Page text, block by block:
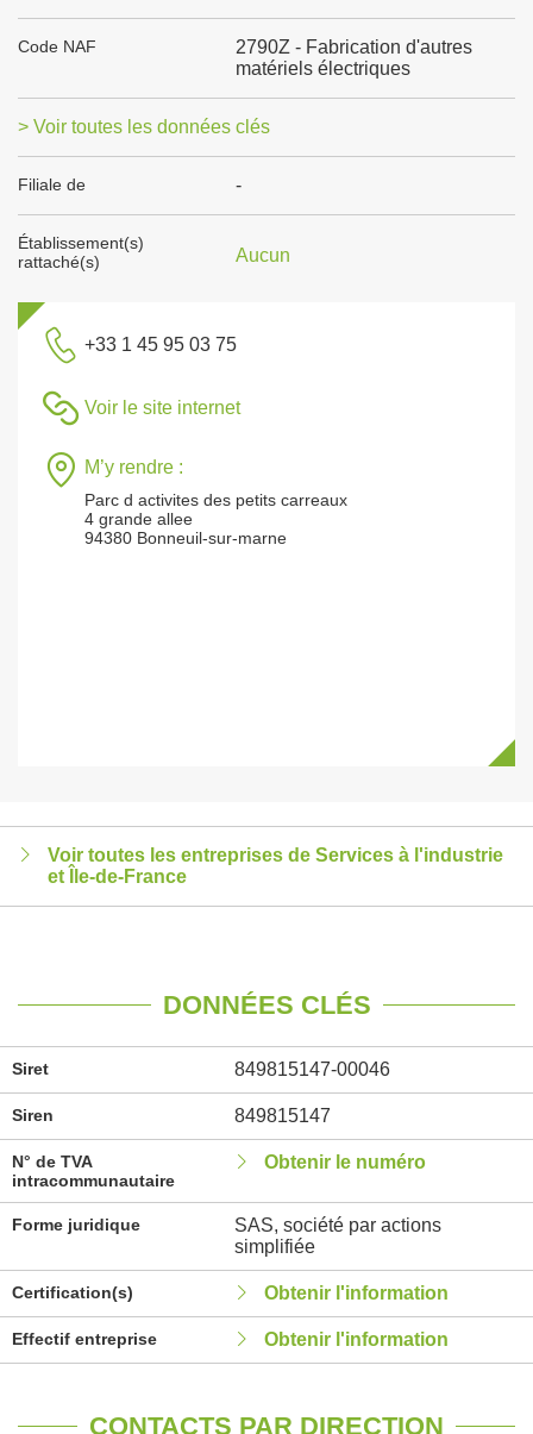
Code NAF
2790Z - Fabrication d'autres
matériels électriques
> Voir toutes les données clés
Filiale de -
Établissement(s)
rattaché(s)
Aucun
+33 1 45 95 03 75
Voir le site internet
M’y rendre :
Parc d activites des petits carreaux
4 grande allee
94380 Bonneuil-sur-marne
Voir toutes les entreprises de Services à l'industrie
et Île-de-France
DONNÉES CLÉS
Siret 849815147-00046
Siren 849815147
N° de TVA
intracommunautaire
Obtenir le numéro
Forme juridique
SAS, société par actions
simplifiée
Certification(s) Obtenir l'information
Effectif entreprise Obtenir l'information
CONTACTS PAR DIRECTION